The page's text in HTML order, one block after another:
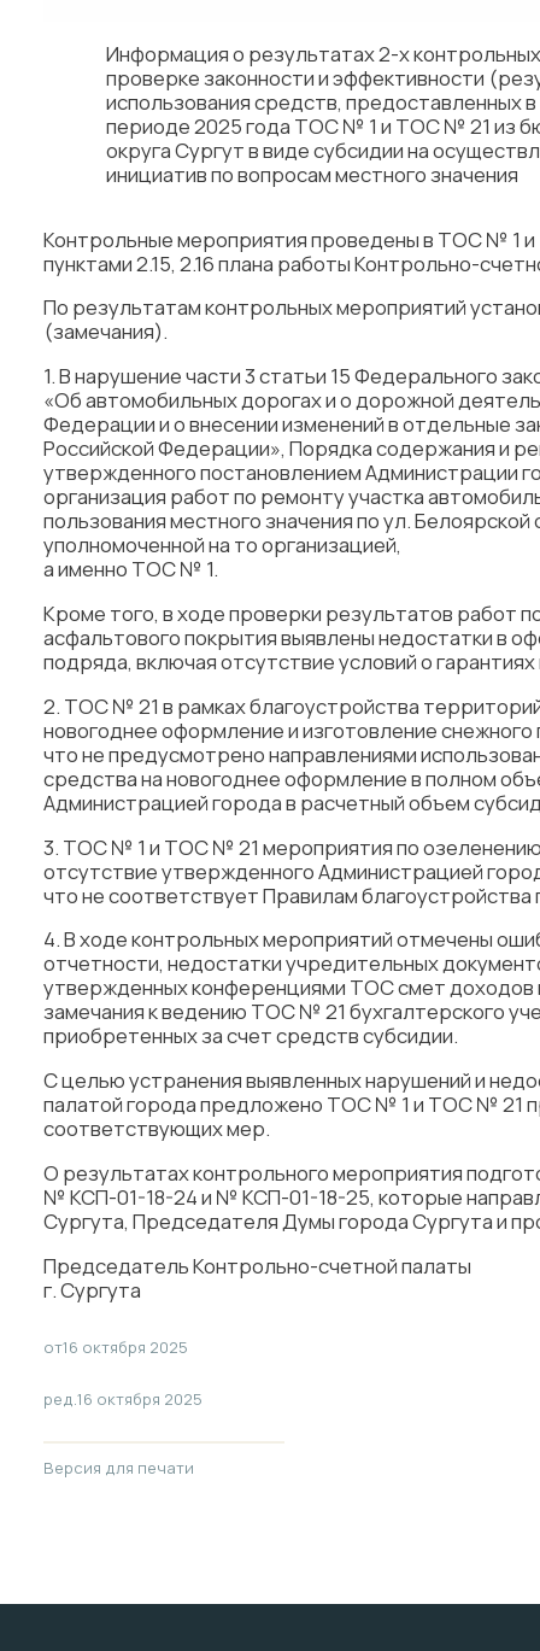
Информация о результатах 2-х
проверке законности и эффективности
использования средств, предоставленных
периоде 2025 года ТОС № 1 и ТОС № 21 из
округа Сургут в виде субсидии на
инициатив по вопросам местного значения
Контрольные мероприятия проведены в ТОС № 1
пунктами 2.15, 2.16 плана работы Контрольно-
По результатам контрольных мероприятий
(замечания).
1. В нарушение части 3 статьи 15 Федерального
«Об автомобильных дорогах и о дорожной
Федерации и о внесении изменений в отдельные
Российской Федерации», Порядка содержания и
утвержденного постановлением Администрации
организация работ по ремонту участка
пользования местного значения по ул.
уполномоченной на то организацией,
а именно ТОС № 1.
Кроме того, в ходе проверки результатов работ
асфальтового покрытия выявлены недостатки в
подряда, включая отсутствие условий о
2. ТОС № 21 в рамках благоустройства
новогоднее оформление и изготовление снежного
что не предусмотрено направлениями
средства на новогоднее оформление в полном
Администрацией города в расчетный объем
3. ТОС № 1 и ТОС № 21 мероприятия по
отсутствие утвержденного Администрацией
что не соответствует Правилам благоустройства
4. В ходе контрольных мероприятий отмечены
отчетности, недостатки учредительных
утвержденных конференциями ТОС смет доходов
замечания к ведению ТОС № 21 бухгалтерского
приобретенных за счет средств субсидии.
С целью устранения выявленных нарушений и
палатой города предложено ТОС № 1 и ТОС № 21
соответствующих мер.
О результатах контрольного мероприятия
№ КСП-01-18-24 и № КСП-01-18-25, которые
Сургута, Председателя Думы города Сургута и
Председатель Контрольно-счетной палаты
г. Сургута
от16 октября 2025
ред.16 октября 2025
Версия для печати